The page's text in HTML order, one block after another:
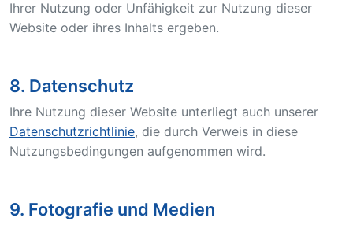
Ihrer Nutzung oder Unfähigkeit zur Nutzung dieser
Website oder ihres Inhalts ergeben.
8. Datenschutz
Ihre Nutzung dieser Website unterliegt auch unserer
Datenschutzrichtlinie, die durch Verweis in diese
Nutzungsbedingungen aufgenommen wird.
9. Fotografie und Medien